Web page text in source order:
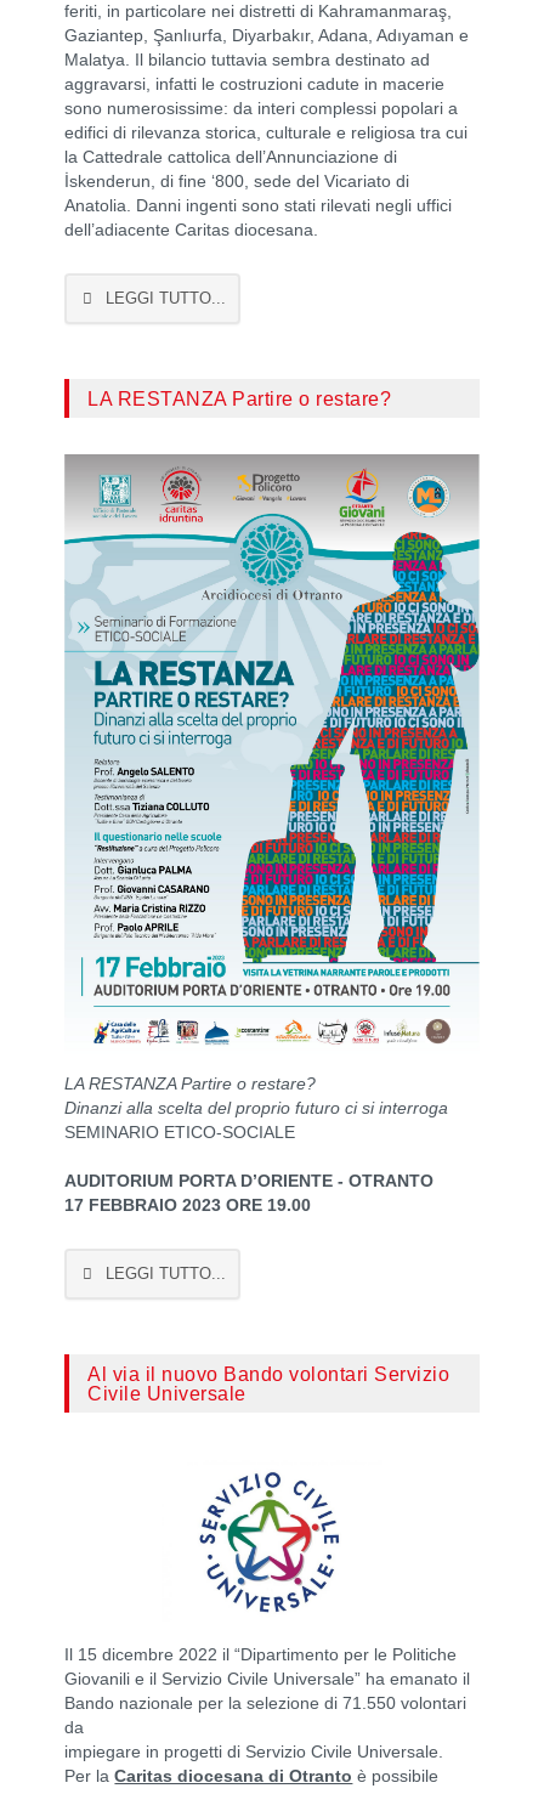
feriti, in particolare nei distretti di Kahramanmaraş,
Gaziantep, Şanlıurfa, Diyarbakır, Adana, Adıyaman e
Malatya. Il bilancio tuttavia sembra destinato ad
aggravarsi, infatti le costruzioni cadute in macerie
sono numerosissime: da interi complessi popolari a
edifici di rilevanza storica, culturale e religiosa tra cui
la Cattedrale cattolica dell’Annunciazione di
İskenderun, di fine ‘800, sede del Vicariato di
Anatolia. Danni ingenti sono stati rilevati negli uffici
dell’adiacente Caritas diocesana.
LEGGI TUTTO...
LA RESTANZA Partire o restare?
LA RESTANZA Partire o restare?
Dinanzi alla scelta del proprio futuro ci si interroga
SEMINARIO ETICO-SOCIALE
AUDITORIUM PORTA D’ORIENTE - OTRANTO
17 FEBBRAIO 2023 ORE 19.00
LEGGI TUTTO...
Al via il nuovo Bando volontari Servizio
Civile Universale
Il 15 dicembre 2022 il “Dipartimento per le Politiche
Giovanili e il Servizio Civile Universale” ha emanato il
Bando nazionale per la selezione di 71.550 volontari
da
impiegare in progetti di Servizio Civile Universale.
Per laCaritas diocesana di Otranto è possibile